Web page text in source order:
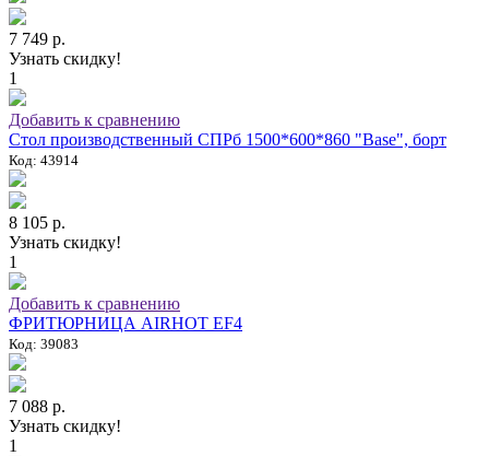
7 749 р.
Узнать скидку!
1
Добавить к сравнению
Стол производственный СПРб 1500*600*860 "Base", борт
Код: 43914
8 105 р.
Узнать скидку!
1
Добавить к сравнению
ФРИТЮРНИЦА AIRHOT EF4
Код: 39083
7 088 р.
Узнать скидку!
1